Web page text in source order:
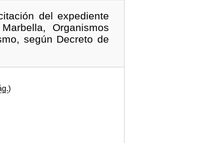
del expediente
Organismos
según Decreto de
)